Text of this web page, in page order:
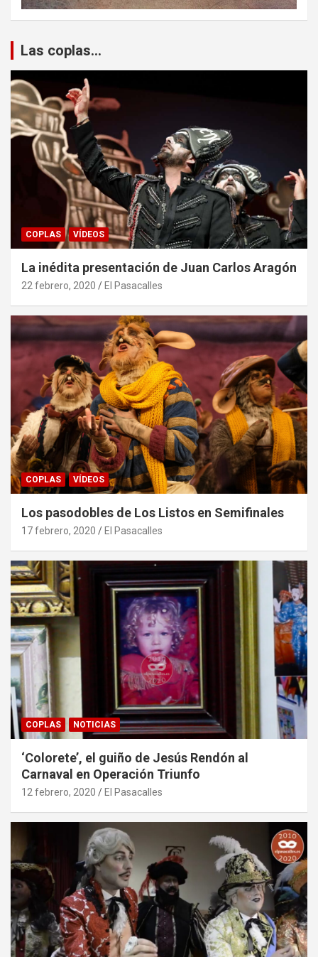
Las coplas...
COPLAS VÍDEOS
La inédita presentación de Juan Carlos Aragón
22 febrero, 2020 El Pasacalles
COPLAS VÍDEOS
Los pasodobles de Los Listos en Semifinales
17 febrero, 2020 El Pasacalles
COPLAS NOTICIAS
‘Colorete’, el guiño de Jesús Rendón al
Carnaval en Operación Triunfo
12 febrero, 2020 El Pasacalles